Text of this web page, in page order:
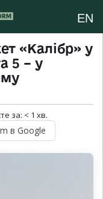
EN
«Калібр» у
5 – у
за: < 1 хв.
в Google